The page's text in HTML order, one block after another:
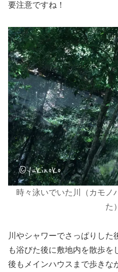
要注意ですね！
時々泳いでいた川（カモノ
た）
川やシャワーでさっぱりした
も浴びた後に敷地内を散歩
後もメインハウスまで歩きな